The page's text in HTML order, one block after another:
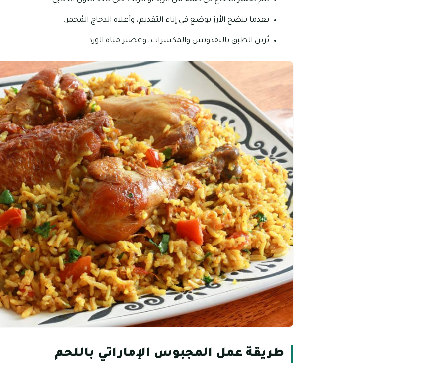
بعدما ينضج الأرز يوضع في إناء التقديم، وأعلاه الدجاج المُحمر.
يُزين الطبق بالبقدونس والمكسرات، وعصير مياه الورد.
طريقة عمل المجبوس الإماراتي باللحم